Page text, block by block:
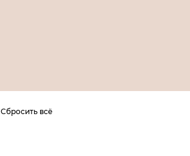
Сбросить всё